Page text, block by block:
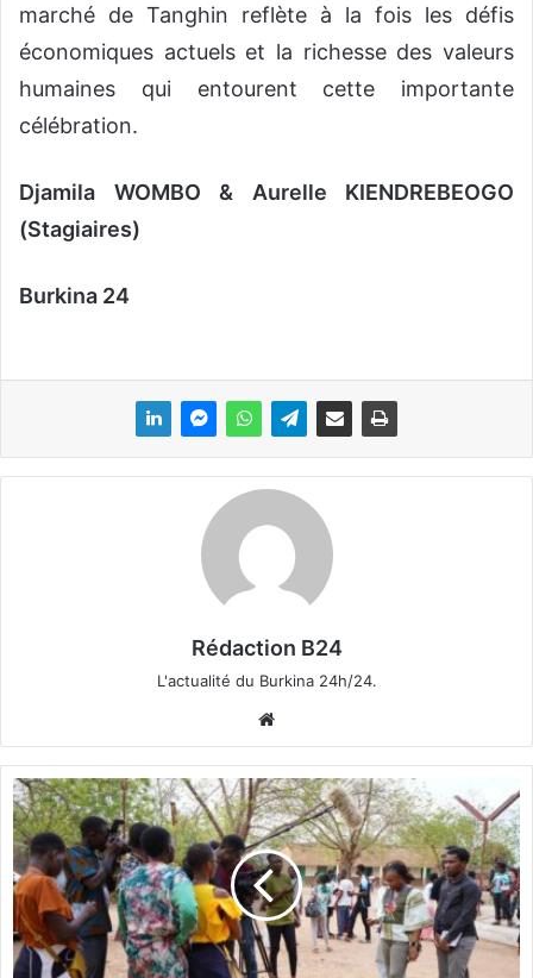
marché de Tanghin reflète à la fois les défis
économiques actuels et la richesse des valeurs
humaines qui entourent cette importante
célébration.
Djamila WOMBO & Aurelle KIENDREBEOGO
(Stagiaires)
Burkina 24
Rédaction B24
L'actualité du Burkina 24h/24.
bsi
te
3
e
é
d
i
t
i
o